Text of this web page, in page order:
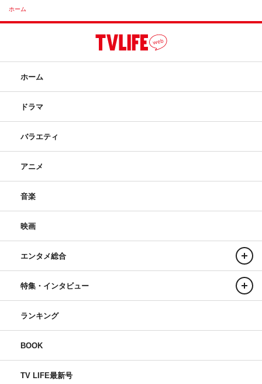
ホーム
ホーム
ドラマ
バラエティ
アニメ
音楽
映画
エンタメ総合
特集・インタビュー
ランキング
BOOK
TV LIFE最新号